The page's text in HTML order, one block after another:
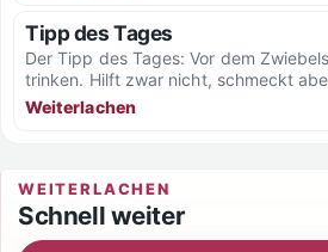
Tipp des Tages
Der Tipp des Tages: Vor dem
trinken. Hilft zwar nicht, schmeckt
Weiterlachen
WEITERLACHEN
Schnell weiter